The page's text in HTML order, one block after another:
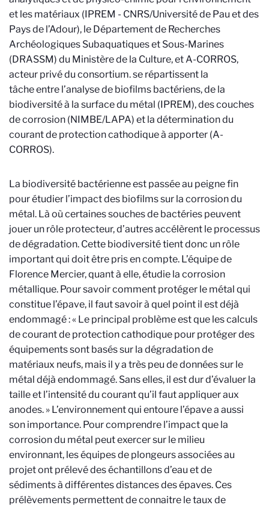
et les matériaux (IPREM - CNRS/Université de Pau et des
Pays de l’Adour), le Département de Recherches
Archéologiques Subaquatiques et Sous-Marines
(DRASSM) du Ministère de la Culture, et A-CORROS,
acteur privé du consortium.se répartissent la
tâche entre l’analyse de biofilms bactériens, de la
biodiversité à la surface du métal (IPREM), des couches
de corrosion (NIMBE/LAPA) et la détermination du
courant de protection cathodique à apporter (A-
CORROS).
La biodiversité bactérienne est passée au peigne fin
pour étudier l’impact des biofilms sur la corrosion du
métal. Là où certaines souches de bactéries peuvent
jouer un rôle protecteur, d’autres accélèrent le processus
de dégradation. Cette biodiversité tient donc un rôle
important qui doit être pris en compte. L’équipe de
Florence Mercier, quant à elle, étudie la corrosion
métallique. Pour savoir comment protéger le métal qui
constitue l’épave, il faut savoir à quel point il est déjà
endommagé : « Le principal problème est que les calculs
de courant de protection cathodique pour protéger des
équipements sont basés sur la dégradation de
matériaux neufs, mais il y a très peu de données sur le
métal déjà endommagé. Sans elles, il est dur d’évaluer la
taille et l’intensité du courant qu’il faut appliquer aux
anodes. » L’environnement qui entoure l’épave a aussi
son importance. Pour comprendre l’impact que la
corrosion du métal peut exercer sur le milieu
environnant, les équipes de plongeurs associées au
projet ont prélevé des échantillons d’eau et de
sédiments à différentes distances des épaves. Ces
prélèvements permettent de connaitre le taux de